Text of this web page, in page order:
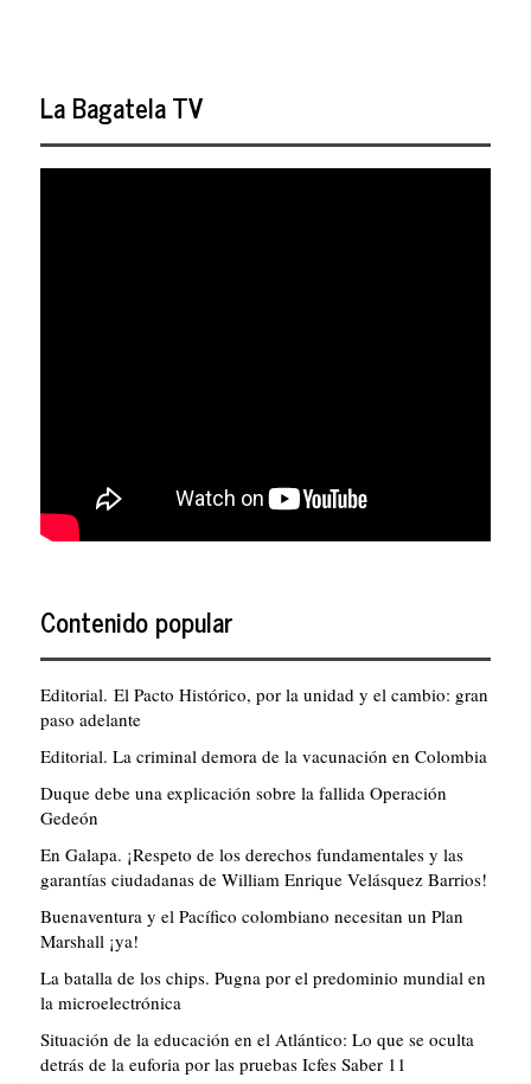
La Bagatela TV
Contenido popular
Editorial. El Pacto Histórico, por la unidad y el cambio: gran
paso adelante
Editorial. La criminal demora de la vacunación en Colombia
Duque debe una explicación sobre la fallida Operación
Gedeón
En Galapa. ¡Respeto de los derechos fundamentales y las
garantías ciudadanas de William Enrique Velásquez Barrios!
Buenaventura y el Pacífico colombiano necesitan un Plan
Marshall ¡ya!
La batalla de los chips. Pugna por el predominio mundial en
la microelectrónica
Situación de la educación en el Atlántico: Lo que se oculta
detrás de la euforia por las pruebas Icfes Saber 11